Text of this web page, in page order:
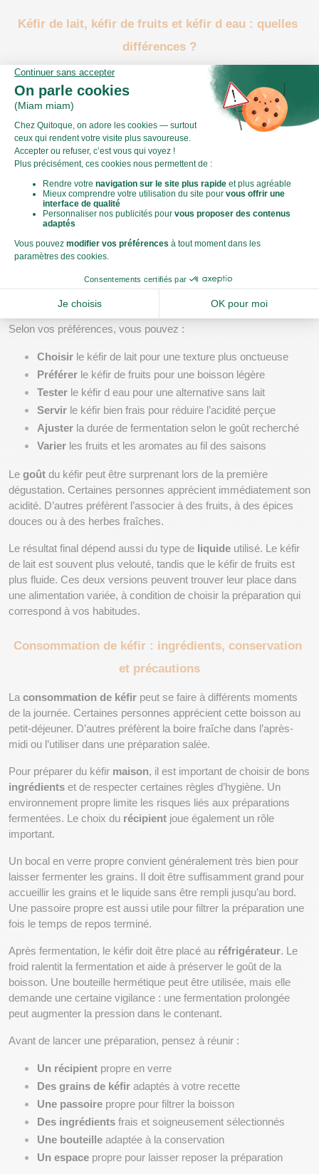
Kéfir de lait, kéfir de fruits et kéfir d eau : quelles
différences ?
Le kéfir de lait est préparé avec du lait animal, souvent du lait de
vache, de chèvre ou de brebis. Sa texture est généralement plus
dense et crémeuse. Il peut se rapprocher d’un yaourt à boire,
même si son goût reste bien particulier.
Le kéfir de fruits est préparé à partir d’eau, de sucre, de fruits
séchés et de grains spécifiques. Il peut être légèrement pétillant,
surtout lorsqu’il repose une seconde fois dans une bouteille
fermée. Cette version offre souvent un goût plus frais et plus
léger.
Le kéfir d eau désigne généralement la version sans lait. Les
grains utilisés ne sont pas les mêmes que ceux du kéfir de lait.
séchés, des agrumes ou des herbes peuvent ensuite être
ajoutés pour faire varier les saveurs.
Selon vos préférences, vous pouvez :
Choisir le kéfir de lait pour une texture plus onctueuse
Préférer le kéfir de fruits pour une boisson légère
Tester le kéfir d eau pour une alternative sans lait
Servir le kéfir bien frais pour réduire l’acidité perçue
Ajuster la durée de fermentation selon le goût recherché
Varier les fruits et les aromates au fil des saisons
Le goût du kéfir peut être surprenant lors de la première
dégustation. Certaines personnes apprécient immédiatement son
acidité. D’autres préfèrent l’associer à des fruits, à des épices
douces ou à des herbes fraîches.
Le résultat final dépend aussi du type de liquide utilisé. Le kéfir
de lait est souvent plus velouté, tandis que le kéfir de fruits est
plus fluide. Ces deux versions peuvent trouver leur place dans
une alimentation variée, à condition de choisir la préparation qui
correspond à vos habitudes.
Consommation de kéfir : ingrédients, conservation
et précautions
La consommation de kéfir peut se faire à différents moments
de la journée. Certaines personnes apprécient cette boisson au
petit-déjeuner. D’autres préfèrent la boire fraîche dans l’après-
midi ou l’utiliser dans une préparation salée.
Pour préparer du kéfir maison
ingrédients et de respecter certaines règles d’hygiène. Un
environnement propre limite les risques liés aux préparations
fermentées. Le choix du récipient joue également un rôle
important.
Un bocal en verre propre convient généralement très bien pour
laisser fermenter les grains. Il doit être suffisamment grand pour
accueillir les grains et le liquide sans être rempli jusqu’au bord.
Une passoire propre est aussi utile pour filtrer la préparation une
fois le temps de repos terminé.
Après fermentation, le kéfir doit être placé au réfrigérateur. Le
froid ralentit la fermentation et aide à préserver le goût de la
boisson. Une bouteille hermétique peut être utilisée, mais elle
demande une certaine vigilance : une fermentation prolongée
peut augmenter la pression dans le contenant.
Avant de lancer une préparation, pensez à réunir :
Un récipient propre en verre
Des grains de kéfir adaptés à votre recette
Une passoire propre pour filtrer la boisson
Des ingrédients frais et soigneusement sélectionnés
Une bouteille adaptée à la conservation
Un espace propre pour laisser reposer la préparation